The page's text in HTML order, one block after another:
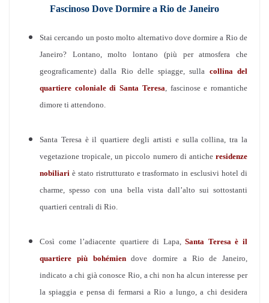
Fascinoso Dove Dormire a Rio de Janeiro
Stai cercando un posto molto alternativo dove dormire a Rio de
Janeiro? Lontano, molto lontano (più per atmosfera che
geograficamente) dalla Rio delle spiagge, sulla collina del
quartiere coloniale di Santa Teresa, fascinose e romantiche
dimore ti attendono.
Santa Teresa è il quartiere degli artisti e sulla collina, tra la
vegetazione tropicale, un piccolo numero di antiche residenze
nobiliari è stato ristrutturato e trasformato in esclusivi hotel di
charme, spesso con una bella vista dall’alto sui sottostanti
quartieri centrali di Rio.
Così come l’adiacente quartiere di Lapa,Santa Teresa è il
quartiere più bohémiendove dormire a Rio de Janeiro,
indicato a chi già conosce Rio, a chi non ha alcun interesse per
la spiaggia e pensa di fermarsi a Rio a lungo, a chi desidera